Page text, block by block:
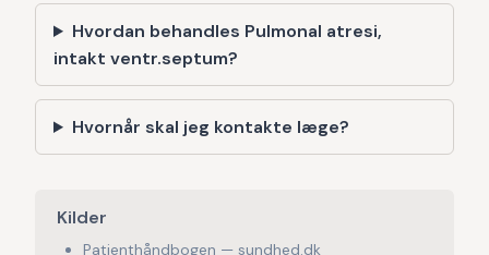
Hvordan behandles Pulmonal atresi,
intakt ventr.septum?
Hvornår skal jeg kontakte læge?
Kilder
Patienthåndbogen — sundhed.dk